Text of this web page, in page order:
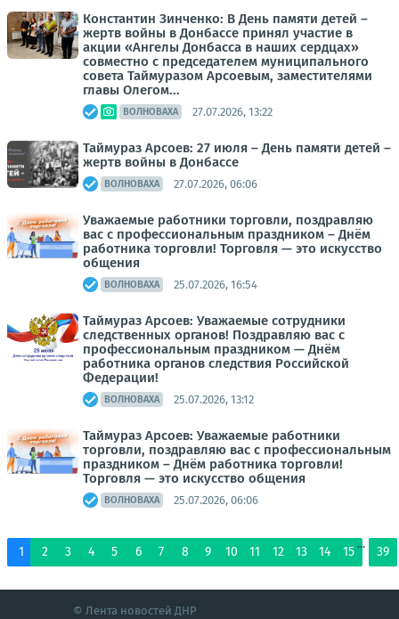
Константин Зинченко: В День памяти детей –
жертв войны в Донбассе принял участие в
акции «Ангелы Донбасса в наших сердцах»
совместно с председателем муниципального
совета Таймуразом Арсоевым, заместителями
главы Олегом...
ВОЛНОВАХА 27.07.2026, 13:22
Таймураз Арсоев: 27 июля – День памяти детей –
жертв войны в Донбассе
ВОЛНОВАХА 27.07.2026, 06:06
Уважаемые работники торговли, поздравляю
вас с профессиональным праздником – Днём
работника торговли! Торговля — это искусство
общения
ВОЛНОВАХА 25.07.2026, 16:54
Таймураз Арсоев: Уважаемые сотрудники
следственных органов! Поздравляю вас с
профессиональным праздником — Днём
работника органов следствия Российской
Федерации!
ВОЛНОВАХА 25.07.2026, 13:12
Таймураз Арсоев: Уважаемые работники
торговли, поздравляю вас с профессиональным
праздником – Днём работника торговли!
Торговля — это искусство общения
ВОЛНОВАХА 25.07.2026, 06:06
1 2 3 4 5 6 7 8 9 10 11 12 13 14 15
...
39
© Лента новостей ДНР